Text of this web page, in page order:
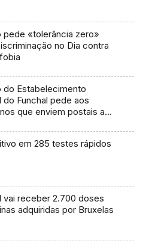
pede «tolerância zero»
no Dia contra
do Estabelecimento
do Funchal pede aos
que enviem postais aos
em 285 testes rápidos
vai receber 2.700 doses
adquiridas por Bruxelas